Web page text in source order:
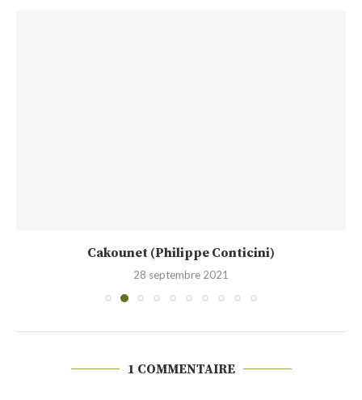
Cakounet (Philippe Conticini)
28 septembre 2021
1 COMMENTAIRE